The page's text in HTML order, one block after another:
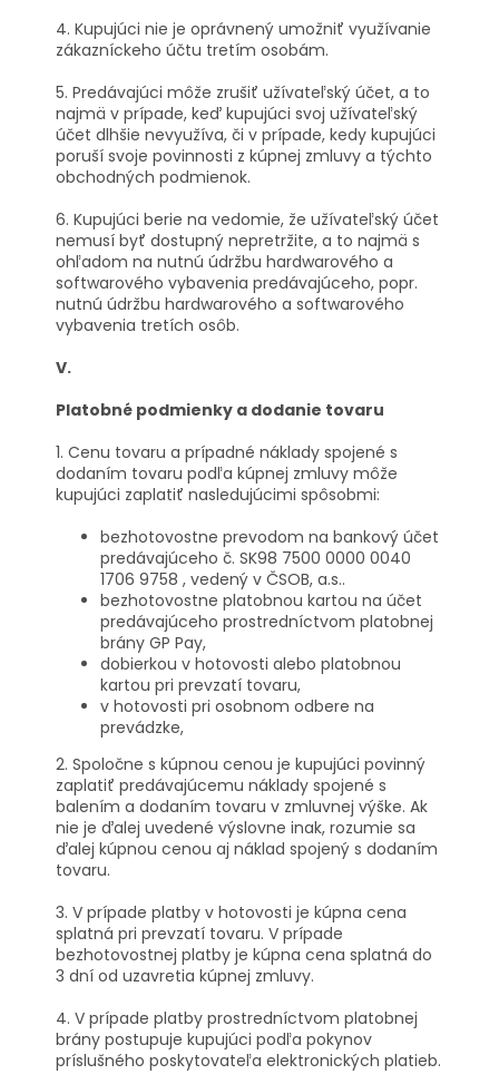
4. Kupujúci nie je oprávnený umožniť využívanie
zákazníckeho účtu tretím osobám.
5. Predávajúci môže zrušiť užívateľský účet, a to
najmä v prípade, keď kupujúci svoj užívateľský
účet dlhšie nevyužíva, či v prípade, kedy kupujúci
poruší svoje povinnosti z kúpnej zmluvy a týchto
obchodných podmienok.
6. Kupujúci berie na vedomie, že užívateľský účet
nemusí byť dostupný nepretržite, a to najmä s
ohľadom na nutnú údržbu hardwarového a
softwarového vybavenia predávajúceho, popr.
nutnú údržbu hardwarového a softwarového
vybavenia tretích osôb.
V.
Platobné podmienky a dodanie tovaru
1. Cenu tovaru a prípadné náklady spojené s
dodaním tovaru podľa kúpnej zmluvy môže
kupujúci zaplatiť nasledujúcimi spôsobmi:
bezhotovostne prevodom na bankový účet
predávajúceho č. SK98 7500 0000 0040
1706 9758 , vedený v ČSOB, a.s..
bezhotovostne platobnou kartou na účet
predávajúceho prostredníctvom platobnej
brány GP Pay,
dobierkou v hotovosti alebo platobnou
kartou pri prevzatí tovaru,
v hotovosti pri osobnom odbere na
prevádzke,
2. Spoločne s kúpnou cenou je kupujúci povinný
zaplatiť predávajúcemu náklady spojené s
balením a dodaním tovaru v zmluvnej výške. Ak
nie je ďalej uvedené výslovne inak, rozumie sa
ďalej kúpnou cenou aj náklad spojený s dodaním
tovaru.
3. V prípade platby v hotovosti je kúpna cena
splatná pri prevzatí tovaru. V prípade
bezhotovostnej platby je kúpna cena splatná do
3 dní od uzavretia kúpnej zmluvy.
4. V prípade platby prostredníctvom platobnej
brány postupuje kupujúci podľa pokynov
príslušného poskytovateľa elektronických platieb.